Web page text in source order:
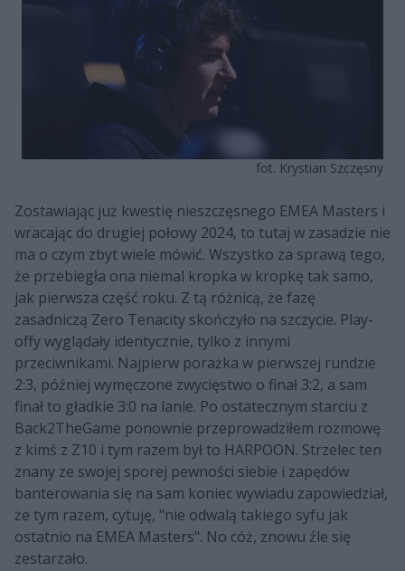
fot. Krystian Szczęsny
Zostawiając już kwestię nieszczęsnego EMEA Masters i
wracając do drugiej połowy 2024, to tutaj w zasadzie nie
ma o czym zbyt wiele mówić. Wszystko za sprawą tego,
że przebiegła ona niemal kropka w kropkę tak samo,
jak pierwsza część roku. Z tą różnicą, że fazę
zasadniczą Zero Tenacity skończyło na szczycie. Play-
offy wyglądały identycznie, tylko z innymi
przeciwnikami. Najpierw porażka w pierwszej rundzie
2:3, później wymęczone zwycięstwo o finał 3:2, a sam
finał to gładkie 3:0 na lanie. Po ostatecznym starciu z
Back2TheGame ponownie przeprowadziłem rozmowę
z kimś z Z10 i tym razem był to HARPOON. Strzelec ten
znany ze swojej sporej pewności siebie i zapędów
banterowania się na sam koniec wywiadu zapowiedział,
że tym razem, cytuję, "nie odwalą takiego syfu jak
ostatnio na EMEA Masters". No cóż, znowu źle się
zestarzało.